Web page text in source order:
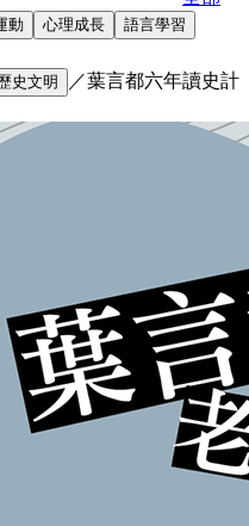
動 心理成長
語言學習
史文明 ／葉言都六年讀史計